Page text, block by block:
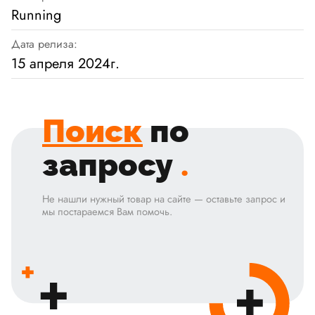
Running
Дата релиза:
15 апреля 2024г.
Поиск по
запросу .
Не нашли нужный товар на сайте — оставьте запрос и
мы постараемся Вам помочь.